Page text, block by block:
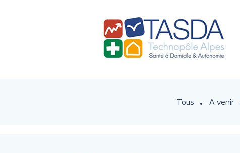
Tous A venir